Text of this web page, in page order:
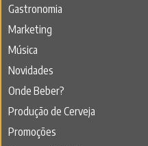
Gastronomia
Marketing
Música
Novidades
Onde Beber?
Produção de Cerveja
Promoções